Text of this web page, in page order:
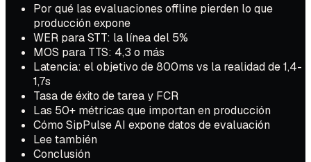
Por qué las evaluaciones offline pierden lo que
producción expone
WER para STT: la línea del 5%
MOS para TTS: 4,3 o más
Latencia: el objetivo de 800ms vs la realidad de 1,4-
1,7s
Tasa de éxito de tarea y FCR
Las 50+ métricas que importan en producción
Cómo SipPulse AI expone datos de evaluación
Lee también
Conclusión